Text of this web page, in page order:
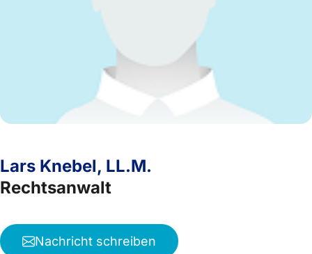
Lars Knebel, LL.M.
Rechtsanwalt
Nachricht schreiben